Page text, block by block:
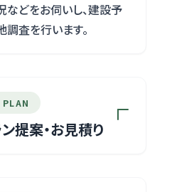
などをお伺いし、建設予
査を行います。
提案・お見積り